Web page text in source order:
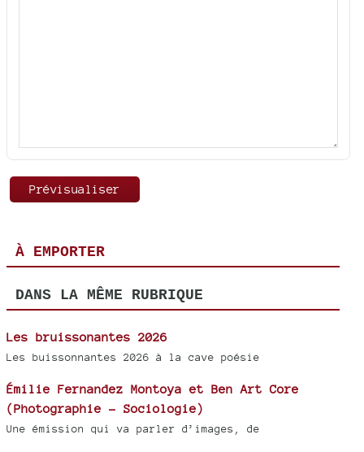
À EMPORTER
DANS LA MÊME RUBRIQUE
Les bruissonantes 2026
Les buissonnantes 2026 à la cave poésie
Émilie Fernandez Montoya et Ben Art Core
(Photographie - Sociologie)
Une émission qui va parler d’images, de